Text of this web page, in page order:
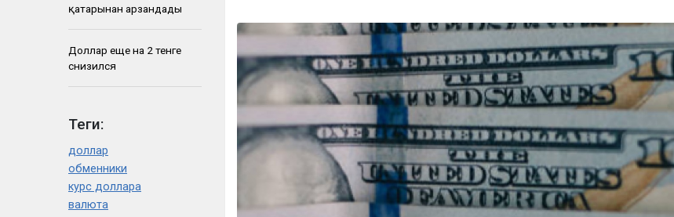
қатарынан арзандады
Доллар еще на 2 тенге
снизился
Теги:
доллар
обменники
курс доллара
валюта